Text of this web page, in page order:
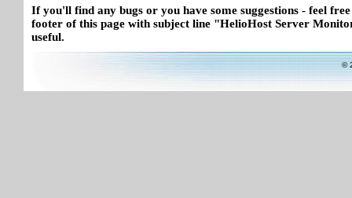
If you'll find any bugs or you have some suggestions - feel
footer of this page with subject line "HelioHost Server
useful.
©